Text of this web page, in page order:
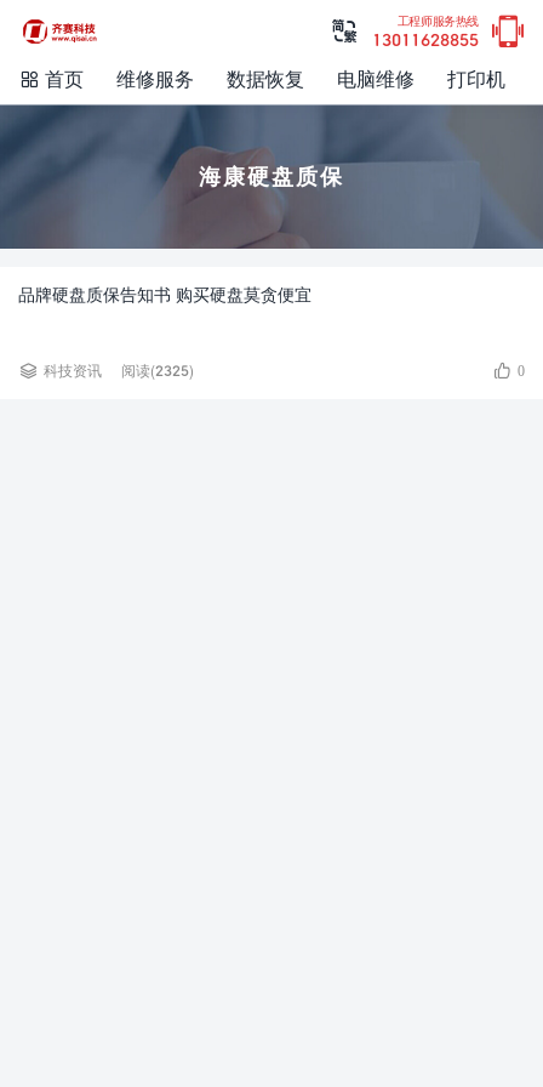
工程师服务热线
13011628855 

 首页 维修服务 数据恢复 电脑维修 打印机
海康硬盘质保
品牌硬盘质保告知书 购买硬盘莫贪便宜
 科技资讯 阅读(2325)  0